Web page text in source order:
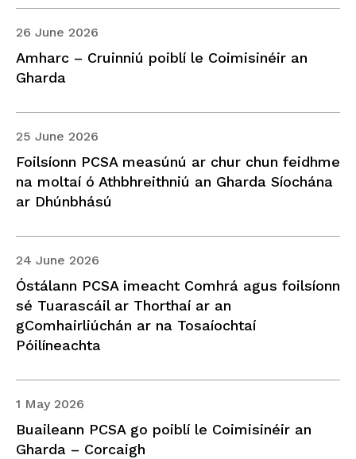
26 June 2026
Amharc – Cruinniú poiblí le Coimisinéir an
Gharda
25 June 2026
Foilsíonn PCSA measúnú ar chur chun feidhme
na moltaí ó Athbhreithniú an Gharda Síochána
ar Dhúnbhású
24 June 2026
Óstálann PCSA imeacht Comhrá agus foilsíonn
sé Tuarascáil ar Thorthaí ar an
gComhairliúchán ar na Tosaíochtaí
Póilíneachta
1 May 2026
Buaileann PCSA go poiblí le Coimisinéir an
Gharda – Corcaigh